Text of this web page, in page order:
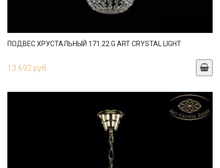
ПОДВЕС ХРУСТАЛЬНЫЙ 171.22.G ART CRYSTAL LIGHT
13 692 руб.